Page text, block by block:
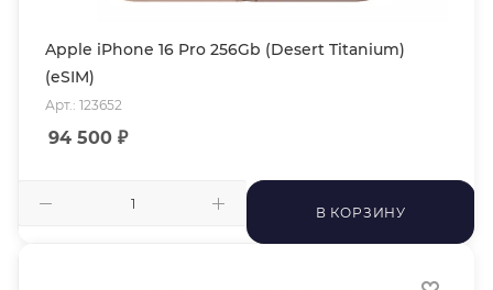
Apple iPhone 16 Pro 256Gb (Desert Titanium)
(eSIM)
Арт.: 123652
94 500 ₽
В КОРЗИНУ